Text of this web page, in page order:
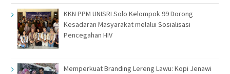
KKN PPM UNISRI Solo Kelompok 99 Dorong
Kesadaran Masyarakat melalui Sosialisasi
Pencegahan HIV
Memperkuat Branding Lereng Lawu: Kopi Jenawi